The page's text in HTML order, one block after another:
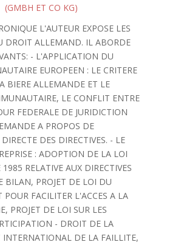
(GMBH ET CO KG)
L'AUTEUR EXPOSE LES
DROIT ALLEMAND. IL ABORDE
- L'APPLICATION DU
EUROPEEN : LE CRITERE
BIERE ALLEMANDE ET LE
LE CONFLIT ENTRE
FEDERALE DE JURIDICTION
A PROPOS DE
DES DIRECTIVES. - LE
: ADOPTION DE LA LOI
RELATIVE AUX DIRECTIVES
BILAN, PROJET DE LOI DU
POUR FACILITER L'ACCES A LA
PROJET DE LOI SUR LES
- DROIT DE LA
INTERNATIONAL DE LA FAILLITE,